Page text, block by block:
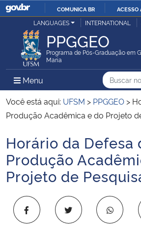
IR
O
COMUNICA BR ACESSO
Ministério da Justiça e Segurança Pública
Ministério da Defesa
Ministério das Relações Exteriores
Ministério da Infraestrutura
Ministério da Agricultura, Pecuária e
Ministério da Educação
LANGUAGES INTERNATIONAL
PPGGEO
Programa de Pós-Graduação em
Maria
Menu Menu Principal do Sítio
Busca
Busca:
Você está aqui: UFSM > PPGGEO >
Produção Acadêmica e do Projeto
Início do conteúdo
Horário da Defesa
Produção
Projeto de